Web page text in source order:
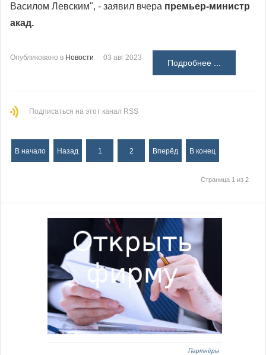
Василом Левским", - заявил вчера премьер-министр
акад.
Опубликовано в Новости 03 авг 2023
Подробнее ...
Подписаться на этот канал RSS
В начало Назад 1 2 Вперёд В конец
Страница 1 из 2
Партнёры